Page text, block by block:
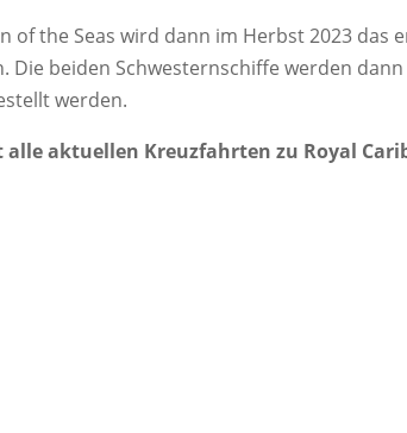
of the Seas wird dann im Herbst 2023 das
Die beiden Schwesternschiffe werden
werden.
alle aktuellen Kreuzfahrten zu Royal